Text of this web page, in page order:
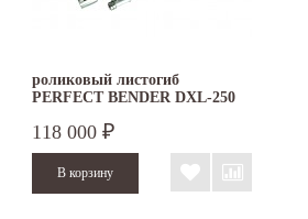
роликовый листогиб
PERFECT BENDER DXL-250
118 000 ₽